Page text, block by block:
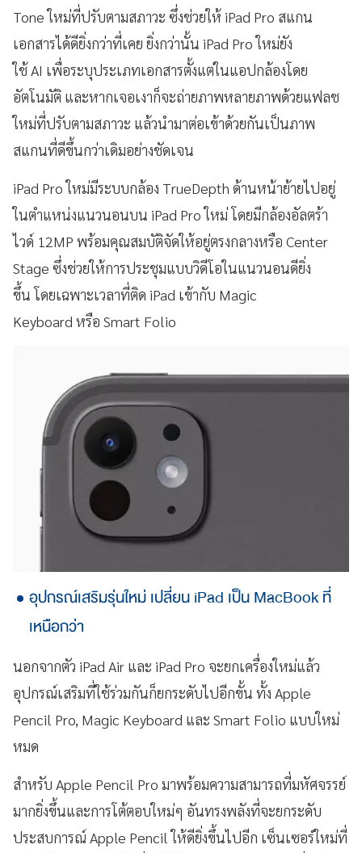
Tone ใหม่ที่ปรับตามสภาวะ ซึ่งช่วยให้ iPad Pro สแกน
เอกสารได้ดียิ่งกว่าที่เคย ยิ่งกว่านั้น iPad Pro ใหม่ยัง
ใช้ AI เพื่อระบุประเภทเอกสารตั้งแต่ในแอปกล้องโดย
อัตโนมัติ และหากเจอเงาก็จะถ่ายภาพหลายภาพด้วยแฟลช
ใหม่ที่ปรับตามสภาวะ แล้วนำมาต่อเข้าด้วยกันเป็นภาพ
สแกนที่ดีขึ้นกว่าเดิมอย่างชัดเจน
iPad Pro ใหม่มีระบบกล้อง TrueDepth ด้านหน้าย้ายไปอยู่
ในตำแหน่งแนวนอนบน iPad Pro ใหม่ โดยมีกล้องอัลตร้า
ไวด์ 12MP พร้อมคุณสมบัติจัดให้อยู่ตรงกลางหรือ Center
Stage ซึ่งช่วยให้การประชุมแบบวิดีโอในแนวนอนดียิ่ง
ขึ้น โดยเฉพาะเวลาที่ติด iPad เข้ากับ Magic
Keyboard หรือ Smart Folio
อุปกรณ์เสริมรุ่นใหม่ เปลี่ยน iPad เป็น MacBook ที่
เหนือกว่า
นอกจากตัว iPad Air และ iPad Pro จะยกเครื่องใหม่แล้ว
อุปกรณ์เสริมที่ใช้ร่วมกันก็ยกระดับไปอีกขั้น ทั้ง Apple
Pencil Pro, Magic Keyboard และ Smart Folio แบบใหม่
หมด
สำหรับ Apple Pencil Pro มาพร้อมความสามารถที่มหัศจรรย์
มากยิ่งขึ้นและการโต้ตอบใหม่ๆ อันทรงพลังที่จะยกระดับ
ประสบการณ์ Apple Pencil ให้ดียิ่งขึ้นไปอีก เซ็นเซอร์ใหม่ที่